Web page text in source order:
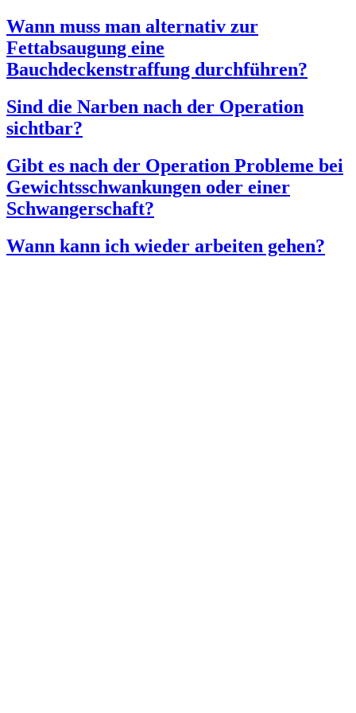
Wann muss man alternativ zur
Fettabsaugung eine
Bauchdeckenstraffung durchführen?
Sind die Narben nach der Operation
sichtbar?
Gibt es nach der Operation Probleme bei
Gewichtsschwankungen oder einer
Schwangerschaft?
Wann kann ich wieder arbeiten gehen?